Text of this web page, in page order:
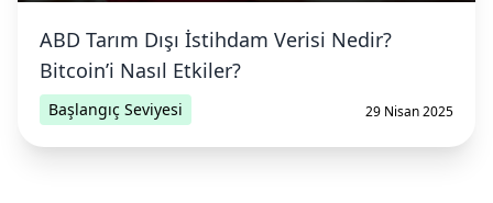
ABD Tarım Dışı İstihdam Verisi Nedir?
Bitcoin’i Nasıl Etkiler?
Başlangıç Seviyesi 29 Nisan 2025